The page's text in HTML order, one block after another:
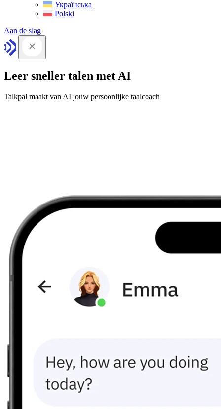
Українська
Polski
Aan de slag
Leer sneller talen met AI
Talkpal maakt van AI jouw persoonlijke taalcoach